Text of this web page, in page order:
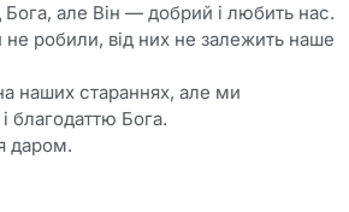
Бога, але Він — добрий і любить нас.
не робили, від них не залежить наше
наших стараннях, але ми
благодаттю Бога.
даром.